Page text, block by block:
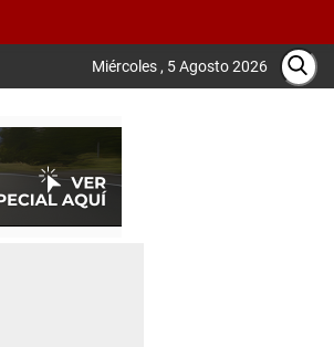
Miércoles , 5 Agosto 2026